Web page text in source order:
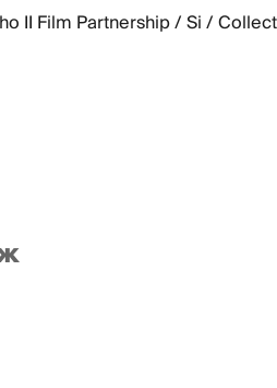
II Film Partnership / Si /